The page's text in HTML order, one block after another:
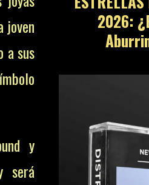
joven
a sus
y
será
2026: